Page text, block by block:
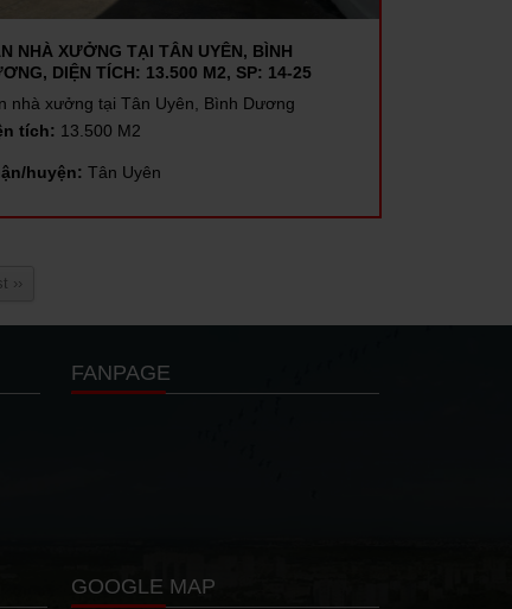
NHÀ XƯỞNG TẠI TÂN UYÊN, BÌNH
DIỆN TÍCH: 13.500 M2, SP: 14-25
nhà xưởng tại Tân Uyên, Bình Dương
tích: 13.500 M2
huyện: Tân Uyên
››
FANPAGE
GOOGLE MAP